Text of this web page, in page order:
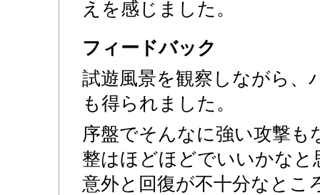
えを感じました。
フィードバック
試遊風景を観察しながら、
も得られました。
序盤でそんなに強い攻撃も
整はほどほどでいいかな
意外と回復が不十分なとこ